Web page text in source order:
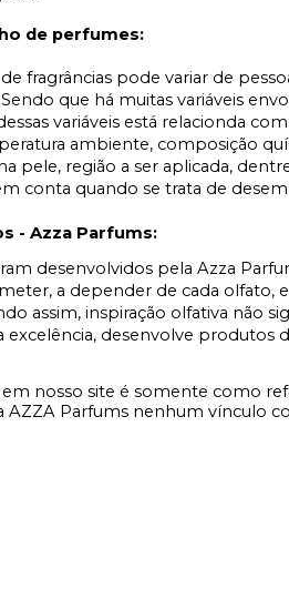
de perfumes:
fragrâncias pode variar de
que há muitas variáveis
variáveis está relacionda
ambiente, composição
pele, região a ser aplicada,
conta quando se trata de
- Azza Parfums:
desenvolvidos pela Azza
a depender de cada olfato,
assim, inspiração olfativa não
excelência, desenvolve produtos
nosso site é somente como
Parfums nenhum vínculo